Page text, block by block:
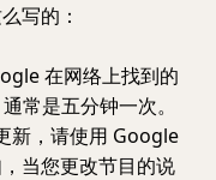
写的：
在网络上找到的
常是五分钟一次。
新，请使用 Google
当您更改节目的说